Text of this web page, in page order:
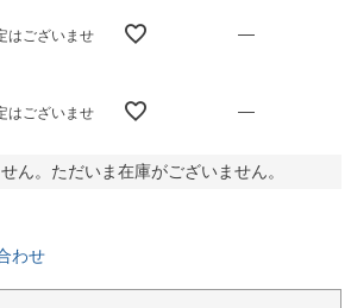
はございませ
—
はございませ
—
ん。ただいま在庫がございません。
わせ